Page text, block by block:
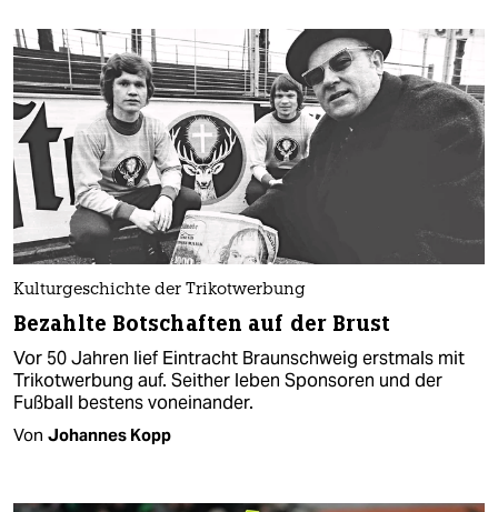
Kulturgeschichte der Trikotwerbung
Bezahlte Botschaften auf der Brust
Vor 50 Jahren lief Eintracht Braunschweig erstmals mit
Trikotwerbung auf. Seither leben Sponsoren und der
Fußball bestens voneinander.
Von Johannes Kopp